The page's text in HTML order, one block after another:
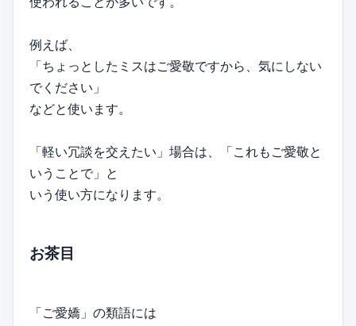
例えば、
「ちょっとしたミスはご愛敬ですから、気にしない
でください」
などと使います。
「軽い冗談を交えたい」場合は、「これもご愛敬と
いうことで」と
いう使い方になります。
お茶目
「ご愛嬌」の類語には